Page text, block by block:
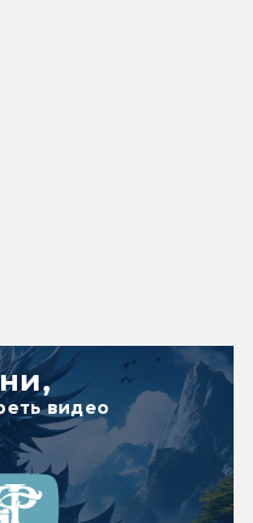
видео